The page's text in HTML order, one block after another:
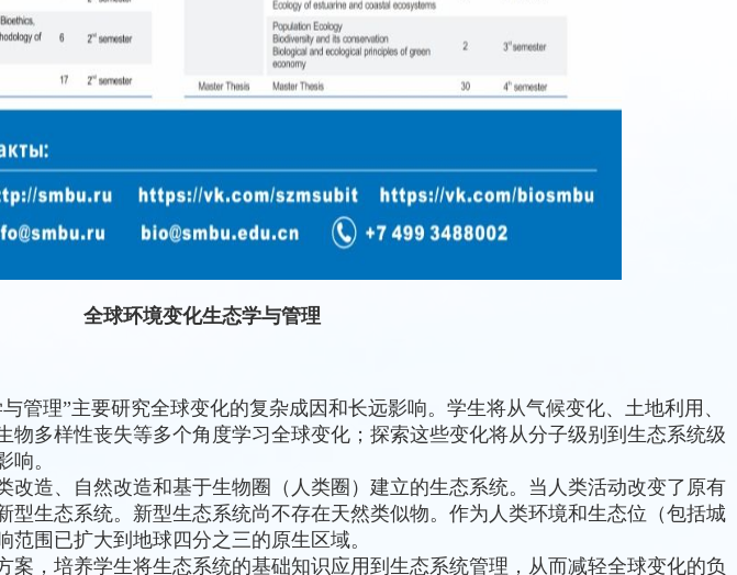
全球环境变化生态学与管理
管理”主要研究全球变化的复杂成因和长远影响。学生将从气候变化、土地利用、
物多样性丧失等多个角度学习全球变化；探索这些变化将从分子级别到生态系统级
响。
改造、自然改造和基于生物圈（人类圈）建立的生态系统。当人类活动改变了原有
型生态系统。新型生态系统尚不存在天然类似物。作为人类环境和生态位（包括城
围已扩大到地球四分之三的原生区域。
案，培养学生将生态系统的基础知识应用到生态系统管理，从而减轻全球变化的负